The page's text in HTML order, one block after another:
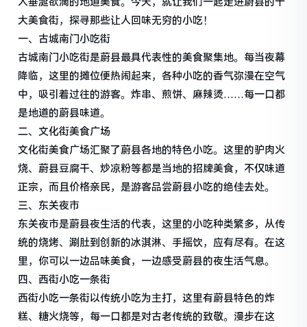
大美食街，探寻那些让人回味无穷的小吃！
一、古城南门小吃街
古城南门小吃街是蔚县最具代表性的美食聚集地。每当夜幕
降临，这里的摊位便热闹起来，各种小吃的香气弥漫在空气
中，吸引着过往的游客。炸串、煎饼、麻辣烫……每一口都
是地道的蔚县味道。
二、文化街美食广场
文化街美食广场汇聚了蔚县各地的特色小吃。这里的驴肉火
烧、蔚县豆腐干、炒凉粉等都是当地的招牌美食，不仅味道
正宗，而且价格亲民，是游客品尝蔚县小吃的绝佳去处。
三、东关夜市
东关夜市是蔚县夜生活的代表，这里的小吃种类繁多，从传
统的烧烤、涮肚到创新的冰淇淋、手摇饮，应有尽有。在这
里，你可以一边品味美食，一边感受蔚县的夜生活气息。
四、西街小吃一条街
西街小吃一条街以传统小吃为主打，这里有蔚县特色的炸
糕、糖火烧等，每一口都是对古老传统的致敬。漫步在这